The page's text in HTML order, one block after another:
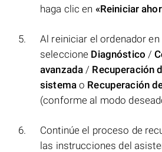
haga clic en «Reiniciar
Al reiniciar el ordenador
seleccione Diagnóstico /
avanzada / Recuperación
sistemao Recuperación
(conforme al modo
Continúe el proceso de
las instrucciones del